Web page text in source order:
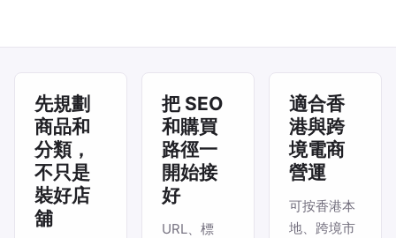
先規劃
商品和
分類，
不只是
裝好店
舖
把 SEO
和購買
路徑一
開始接
好
URL、標
適合香
港與跨
境電商
營運
可按香港本
地、跨境市